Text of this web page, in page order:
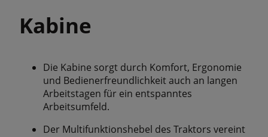
Kabine
Die Kabine sorgt durch Komfort, Ergonomie
und Bedienerfreundlichkeit auch an langen
Arbeitstagen für ein entspanntes
Arbeitsumfeld.
Der Multifunktionshebel des Traktors vereint